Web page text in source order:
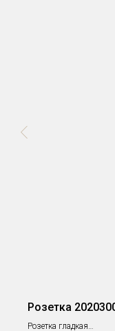
Розетка
Розетка гладкая